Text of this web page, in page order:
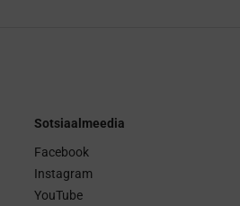
Sotsiaalmeedia
Facebook
Instagram
YouTube